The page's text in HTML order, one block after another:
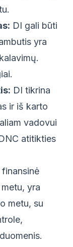
DI gali būti
yra
DI tikrina
ir iš karto
vadovui
atitikties
yra
metu, su